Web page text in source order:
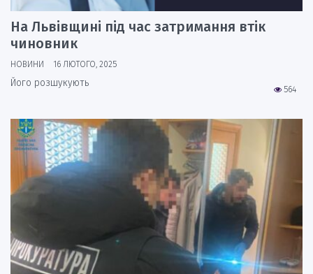
На Львівщині під час затримання втік
чиновник
НОВИНИ 16 ЛЮТОГО, 2025
564
Його розшукують